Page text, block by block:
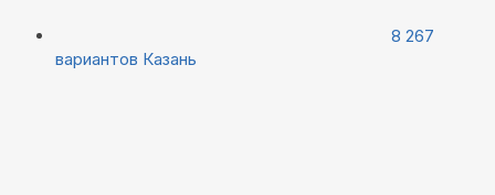
8 267
вариантов Казань